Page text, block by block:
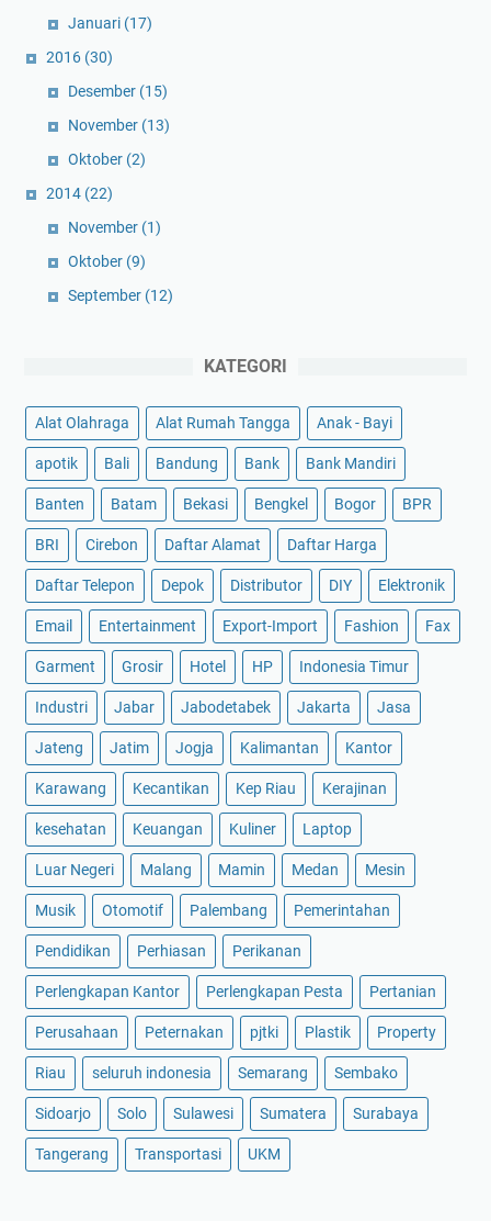
Januari (17)
2016 (30)
Desember (15)
November (13)
Oktober (2)
2014 (22)
November (1)
Oktober (9)
September (12)
KATEGORI
Alat Olahraga Alat Rumah Tangga Anak - Bayi
apotik Bali Bandung Bank Bank Mandiri
Banten Batam Bekasi Bengkel Bogor BPR
BRI Cirebon Daftar Alamat Daftar Harga
Daftar Telepon Depok Distributor DIY Elektronik
Email Entertainment Export-Import Fashion Fax
Garment Grosir Hotel HP Indonesia Timur
Industri Jabar Jabodetabek Jakarta Jasa
Jateng Jatim Jogja Kalimantan Kantor
Karawang Kecantikan Kep Riau Kerajinan
kesehatan Keuangan Kuliner Laptop
Luar Negeri Malang Mamin Medan Mesin
Musik Otomotif Palembang Pemerintahan
Pendidikan Perhiasan Perikanan
Perlengkapan Kantor Perlengkapan Pesta Pertanian
Perusahaan Peternakan pjtki Plastik Property
Riau seluruh indonesia Semarang Sembako
Sidoarjo Solo Sulawesi Sumatera Surabaya
Tangerang Transportasi UKM